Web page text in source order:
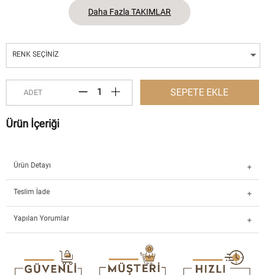
Daha Fazla TAKIMLAR
RENK SEÇINIZ
ADET SEPETE EKLE
Ürün İçeriği
Ürün Detayı
Teslim İade
Yapılan Yorumlar